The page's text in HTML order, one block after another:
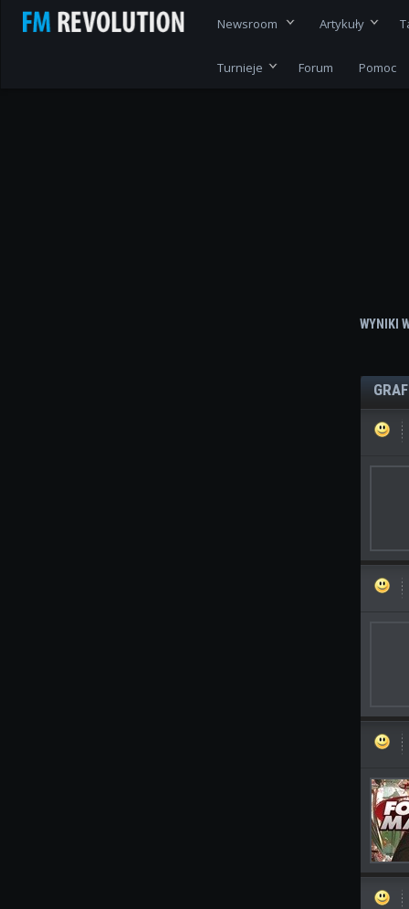
Newsroom Artykuły
Turnieje Forum Pomoc
WYNIKI